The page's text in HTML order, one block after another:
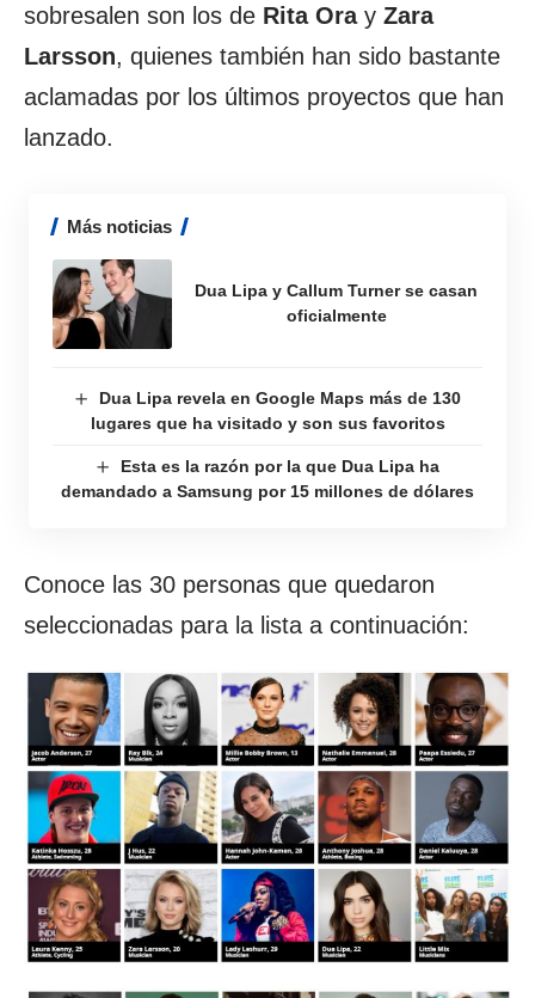
sobresalen son los de Rita Oray Zara
Larsson, quienes también han sido bastante
aclamadas por los últimos proyectos que han
lanzado.
Más noticias
Dua Lipa y Callum Turner se casan
oficialmente
Dua Lipa revela en Google Maps más de 130
lugares que ha visitado y son sus favoritos
Esta es la razón por la que Dua Lipa ha
demandado a Samsung por 15 millones de dólares
Conoce las 30 personas que quedaron
seleccionadas para la lista a continuación: